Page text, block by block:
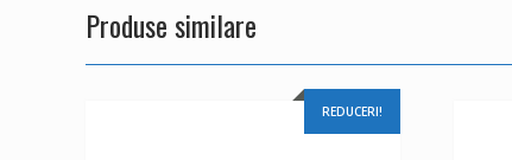
Produse similare
REDUCERI!